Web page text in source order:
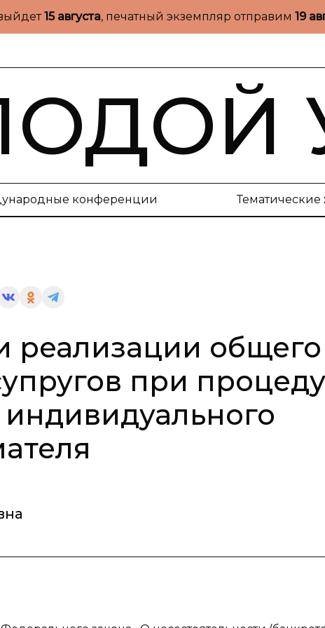
15 августа, печатный экземпляр отправим 19
конференции
реализации общего
при
индивидуального